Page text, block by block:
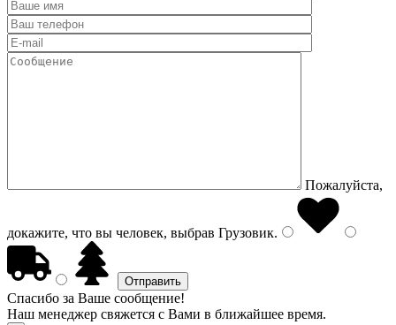
Пожалуйста,
докажите, что вы человек, выбрав Грузовик.
Спасибо за Ваше сообщение!
Наш менеджер свяжется с Вами в ближайшее время.